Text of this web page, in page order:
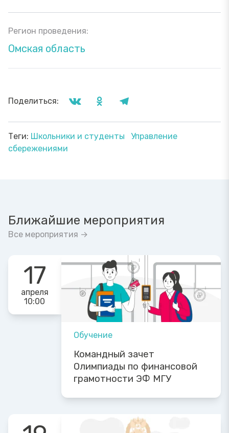
Регион проведения:
Омская область
Поделиться:
Теги: Школьники и студенты
Управление
сбережениями
Ближайшие мероприятия
Все мероприятия →
17
апреля
10:00
Обучение
Командный зачет
Олимпиады по финансовой
грамотности ЭФ МГУ